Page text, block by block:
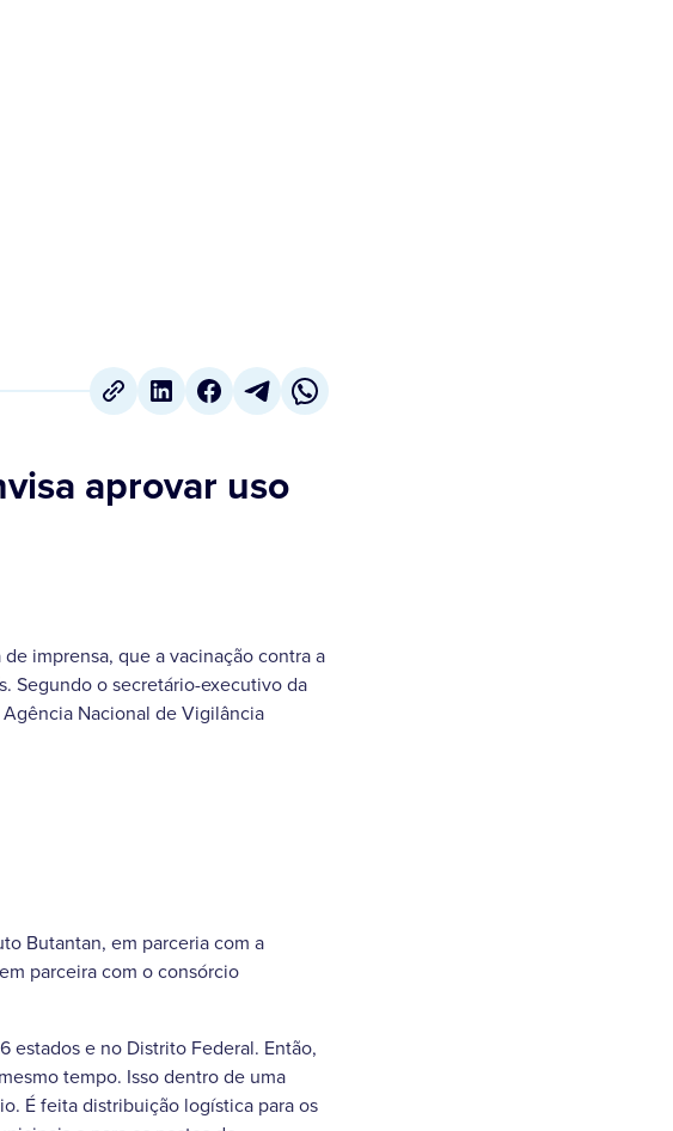
aprovar uso
imprensa, que a vacinação contra a
Segundo o secretário-executivo da
Nacional de Vigilância
Butantan, em parceria com a
parceira com o consórcio
estados e no Distrito Federal. Então,
tempo. Isso dentro de uma
É feita distribuição logística para os